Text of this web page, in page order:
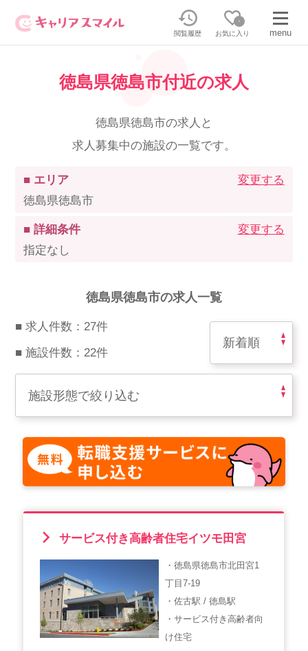
閲覧履歴
0
お気に入り menu
無料相談・お問い合わせはこちら
無料転職相談・お問い合わせの内容を
正社員／パートで働く
派遣で働く
その他のお問い合わせ
正社員・パートの求人を探す
紹介会社を使うメリットについて
介護・看護のお仕事について
WEB勤怠
支店連絡先一覧
会社概要 個人情報保護方針
徳島県徳島市付近の求人
徳島県徳島市の求人と
求人募集中の施設の一覧です。
■ エリア
徳島県徳島市
変更する
■ 詳細条件
指定なし
変更する
徳島県徳島市の求人一覧
■ 求人件数：27件
■ 施設件数：22件
サービス付き高齢者住宅イツモ田宮
・徳島県徳島市北田宮1
丁目7-19
・佐古駅 / 徳島駅
・サービス付き高齢者向
け住宅